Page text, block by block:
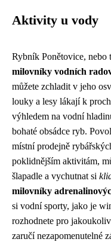
Aktivity u vody
Rybník Ponětovice,
milovníky vodních
můžete zchladit v jeho
louky a lesy lákají k
výhledem na vodní
bohaté obsádce ryb.
místní prodejně
poklidnějším aktivitám,
šlapadle a vychutnat si
milovníky
si vodní sporty, jako je
rozhodnete pro
zaručí nezapomenutelné